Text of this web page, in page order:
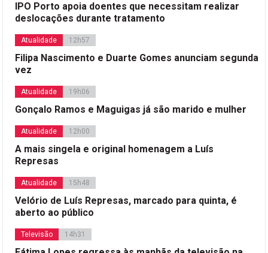
IPO Porto apoia doentes que necessitam realizar
deslocações durante tratamento
Atualidade 12h57
Filipa Nascimento e Duarte Gomes anunciam segunda
vez
Atualidade 19h06
Gonçalo Ramos e Maguigas já são marido e mulher
Atualidade 12h00
A mais singela e original homenagem a Luís
Represas
Atualidade 15h48
Velório de Luís Represas, marcado para quinta, é
aberto ao público
Televisão 14h31